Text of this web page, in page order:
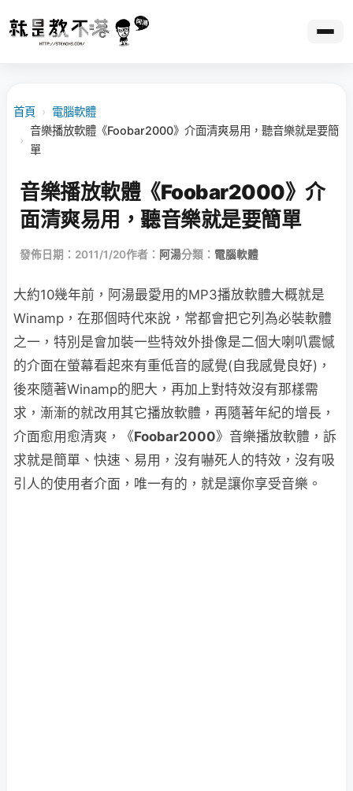
首頁 › 電腦軟體
›
音樂播放軟體《Foobar2000》介面清爽易用，聽音樂就是要簡
單
音樂播放軟體《Foobar2000》介
面清爽易用，聽音樂就是要簡單
發佈日期：2011/1/20作者： 阿湯分類： 電腦軟體
大約10幾年前，阿湯最愛用的MP3播放軟體大概就是
Winamp，在那個時代來說，常都會把它列為必裝軟體
之一，特別是會加裝一些特效外掛像是二個大喇叭震憾
的介面在螢幕看起來有重低音的感覺(自我感覺良好)，
後來隨著Winamp的肥大，再加上對特效沒有那樣需
求，漸漸的就改用其它播放軟體，再隨著年紀的增長，
介面愈用愈清爽，《Foobar2000》音樂播放軟體，訴
求就是簡單、快速、易用，沒有嚇死人的特效，沒有吸
引人的使用者介面，唯一有的，就是讓你享受音樂。